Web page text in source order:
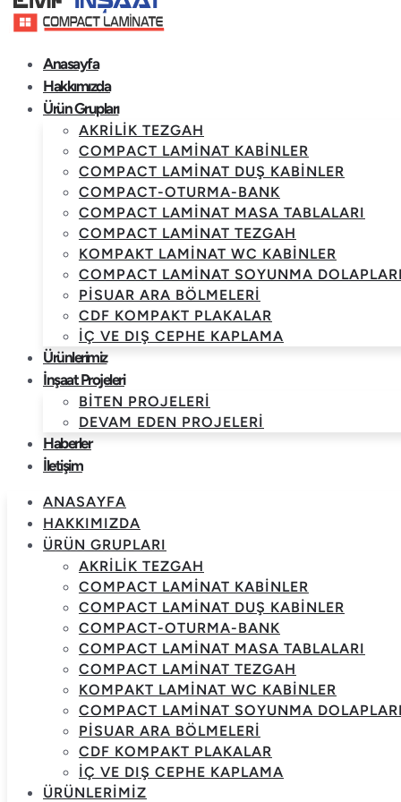
Anasayfa
Hakkımızda
Ürün Grupları
AKRILIK TEZGAH
COMPACT LAMINAT KABINLER
COMPACT LAMINAT DUŞ KABINLER
COMPACT-OTURMA-BANK
COMPACT LAMINAT MASA TABLALARI
COMPACT LAMINAT TEZGAH
KOMPAKT LAMINAT WC KABINLER
COMPACT LAMINAT SOYUNMA
PISUAR ARA BÖLMELERI
CDF KOMPAKT PLAKALAR
İÇ VE DIŞ CEPHE KAPLAMA
Ürünlerimiz
İnşaat Projeleri
BITEN PROJELERI
DEVAM EDEN PROJELERI
Haberler
İletişim
ANASAYFA
HAKKIMIZDA
ÜRÜN GRUPLARI
AKRILIK TEZGAH
COMPACT LAMINAT KABINLER
COMPACT LAMINAT DUŞ KABINLER
COMPACT-OTURMA-BANK
COMPACT LAMINAT MASA TABLALARI
COMPACT LAMINAT TEZGAH
KOMPAKT LAMINAT WC KABINLER
COMPACT LAMINAT SOYUNMA
PISUAR ARA BÖLMELERI
CDF KOMPAKT PLAKALAR
İÇ VE DIŞ CEPHE KAPLAMA
ÜRÜNLERIMIZ